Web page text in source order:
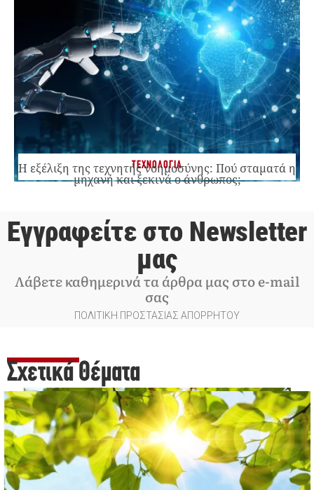
ΤΕΧΝΟΛΟΓΙΑ
Η εξέλιξη της τεχνητής νοημοσύνης: Πού σταματά η
μηχανή και ξεκινά ο άνθρωπος;
Εγγραφείτε στο Newsletter
μας
Λάβετε καθημερινά τα άρθρα μας στο e-mail
σας
ΠΟΛΙΤΙΚΗ ΠΡΟΣΤΑΣΙΑΣ ΑΠΟΡΡΗΤΟΥ
Σχετικά Θέματα